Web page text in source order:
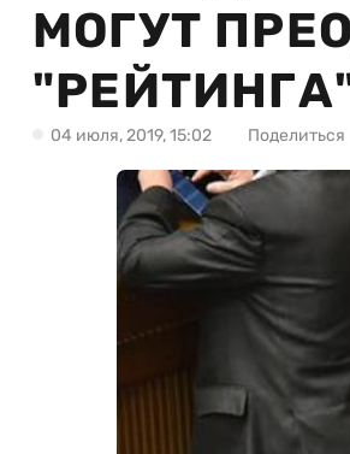
МОГУТ
04 июля, 2019, 15:02 Поделиться